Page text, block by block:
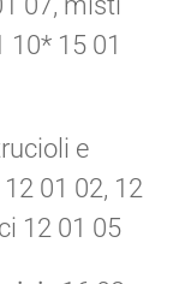
10* 15 01
e
01 02, 12
12 01 05